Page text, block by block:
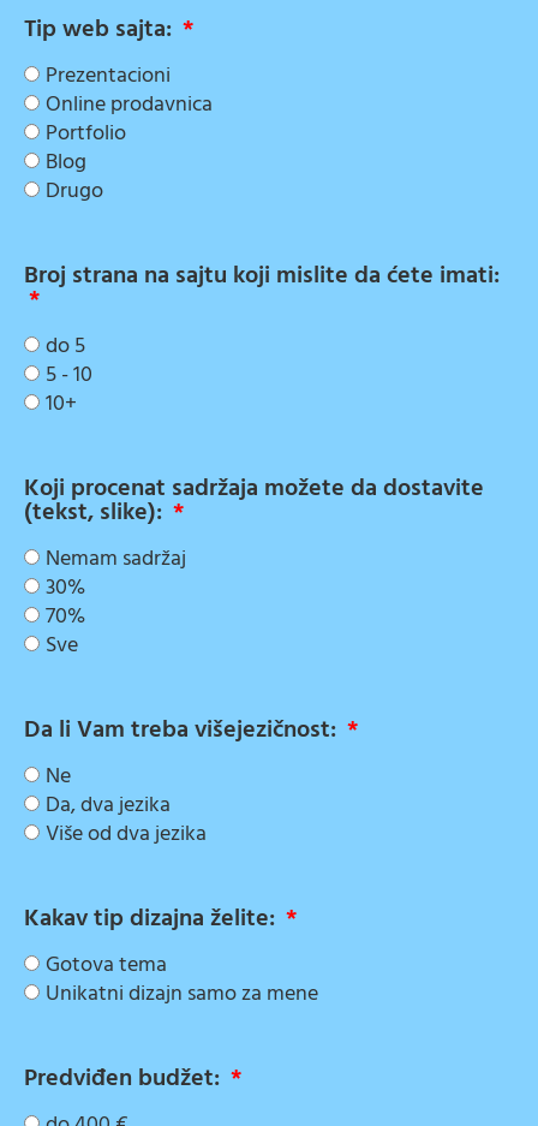
Tip web sajta:
Prezentacioni
Online prodavnica
Portfolio
Blog
Drugo
Broj strana na sajtu koji mislite da ćete imati:
do 5
5 - 10
10+
Koji procenat sadržaja možete da dostavite
(tekst, slike):
Nemam sadržaj
30%
70%
Sve
Da li Vam treba višejezičnost:
Ne
Da, dva jezika
Više od dva jezika
Kakav tip dizajna želite:
Gotova tema
Unikatni dizajn samo za mene
Predviđen budžet: